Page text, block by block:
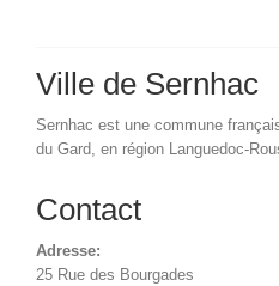
Ville de Sernhac
Sernhac est une commune
du Gard, en région Languedoc-
Contact
Adresse:
25 Rue des Bourgades